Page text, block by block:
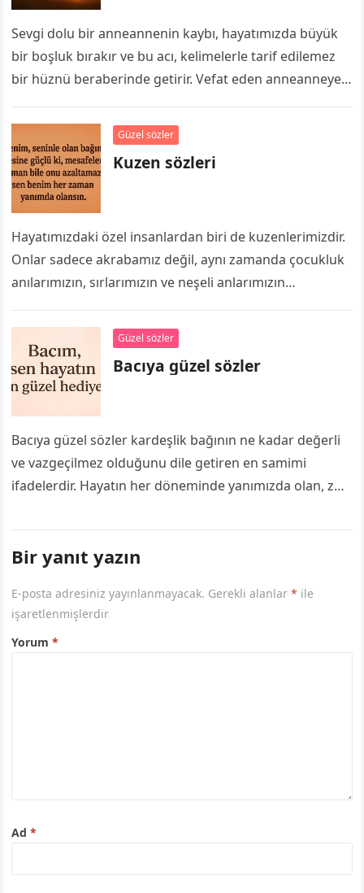
Sevgi dolu bir anneannenin kaybı, hayatımızda büyük
bir boşluk bırakır ve bu acı, kelimelerle tarif edilemez
bir hüznü beraberinde getirir. Vefat eden anneanneye
Güzel sözler
Kuzen sözleri
Hayatımızdaki özel insanlardan biri de kuzenlerimizdir.
Onlar sadece akrabamız değil, aynı zamanda çocukluk
anılarımızın, sırlarımızın ve neşeli anlarımızın
arayanlar için…
Güzel sözler
Bacıya güzel sözler
Bacıya güzel sözler kardeşlik bağının ne kadar değerli
ve vazgeçilmez olduğunu dile getiren en samimi
ifadelerdir. Hayatın her döneminde yanımızda olan, zor
Bir yanıt yazın
E-posta adresiniz yayınlanmayacak. Gerekli alanlar* ile
işaretlenmişlerdir
Yorum*
Ad*